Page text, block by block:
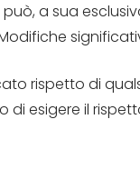
a sua
rispetto di
di esigere il